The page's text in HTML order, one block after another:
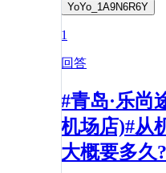
YoYo_1A9N6R6Y
1
回答
#青岛·乐尚
机场店)#从
大概要多久?